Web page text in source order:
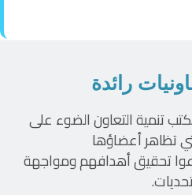
رائدة
تنمية التعاون الضوء على
تظاهر أعضاؤها
تحقيق أهدافهم ومواجهة